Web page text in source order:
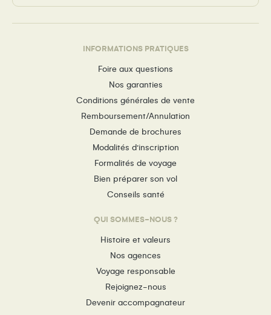
INFORMATIONS PRATIQUES
Foire aux questions
Nos garanties
Conditions générales de vente
Remboursement/Annulation
Demande de brochures
Modalités d’inscription
Formalités de voyage
Bien préparer son vol
Conseils santé
QUI SOMMES-NOUS ?
Histoire et valeurs
Nos agences
Voyage responsable
Rejoignez-nous
Devenir accompagnateur